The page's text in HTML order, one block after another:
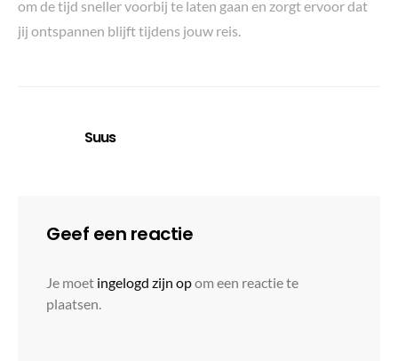
om de tijd sneller voorbij te laten gaan en zorgt ervoor dat
jij ontspannen blijft tijdens jouw reis.
Suus
Geef een reactie
Je moet ingelogd zijn opom een reactie te
plaatsen.